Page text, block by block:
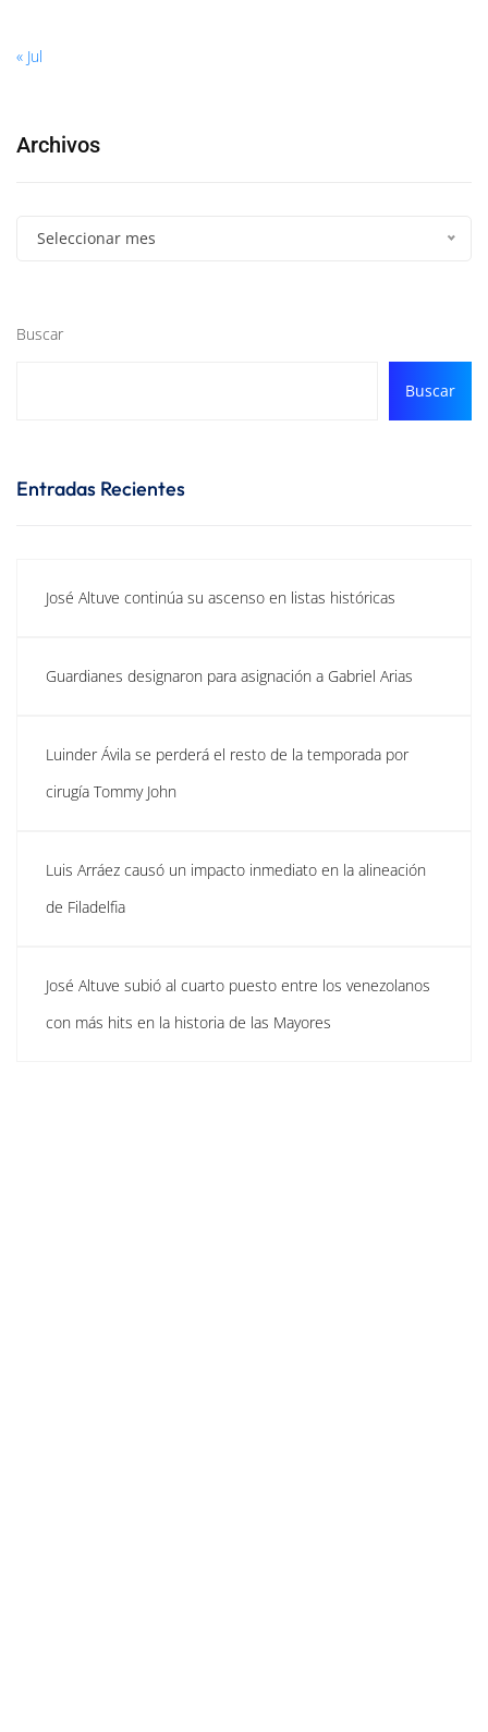
« Jul
Archivos
Seleccionar mes
Buscar
Buscar
Entradas Recientes
José Altuve continúa su ascenso en listas históricas
Guardianes designaron para asignación a Gabriel Arias
Luinder Ávila se perderá el resto de la temporada por
cirugía Tommy John
Luis Arráez causó un impacto inmediato en la alineación
de Filadelfia
José Altuve subió al cuarto puesto entre los venezolanos
con más hits en la historia de las Mayores